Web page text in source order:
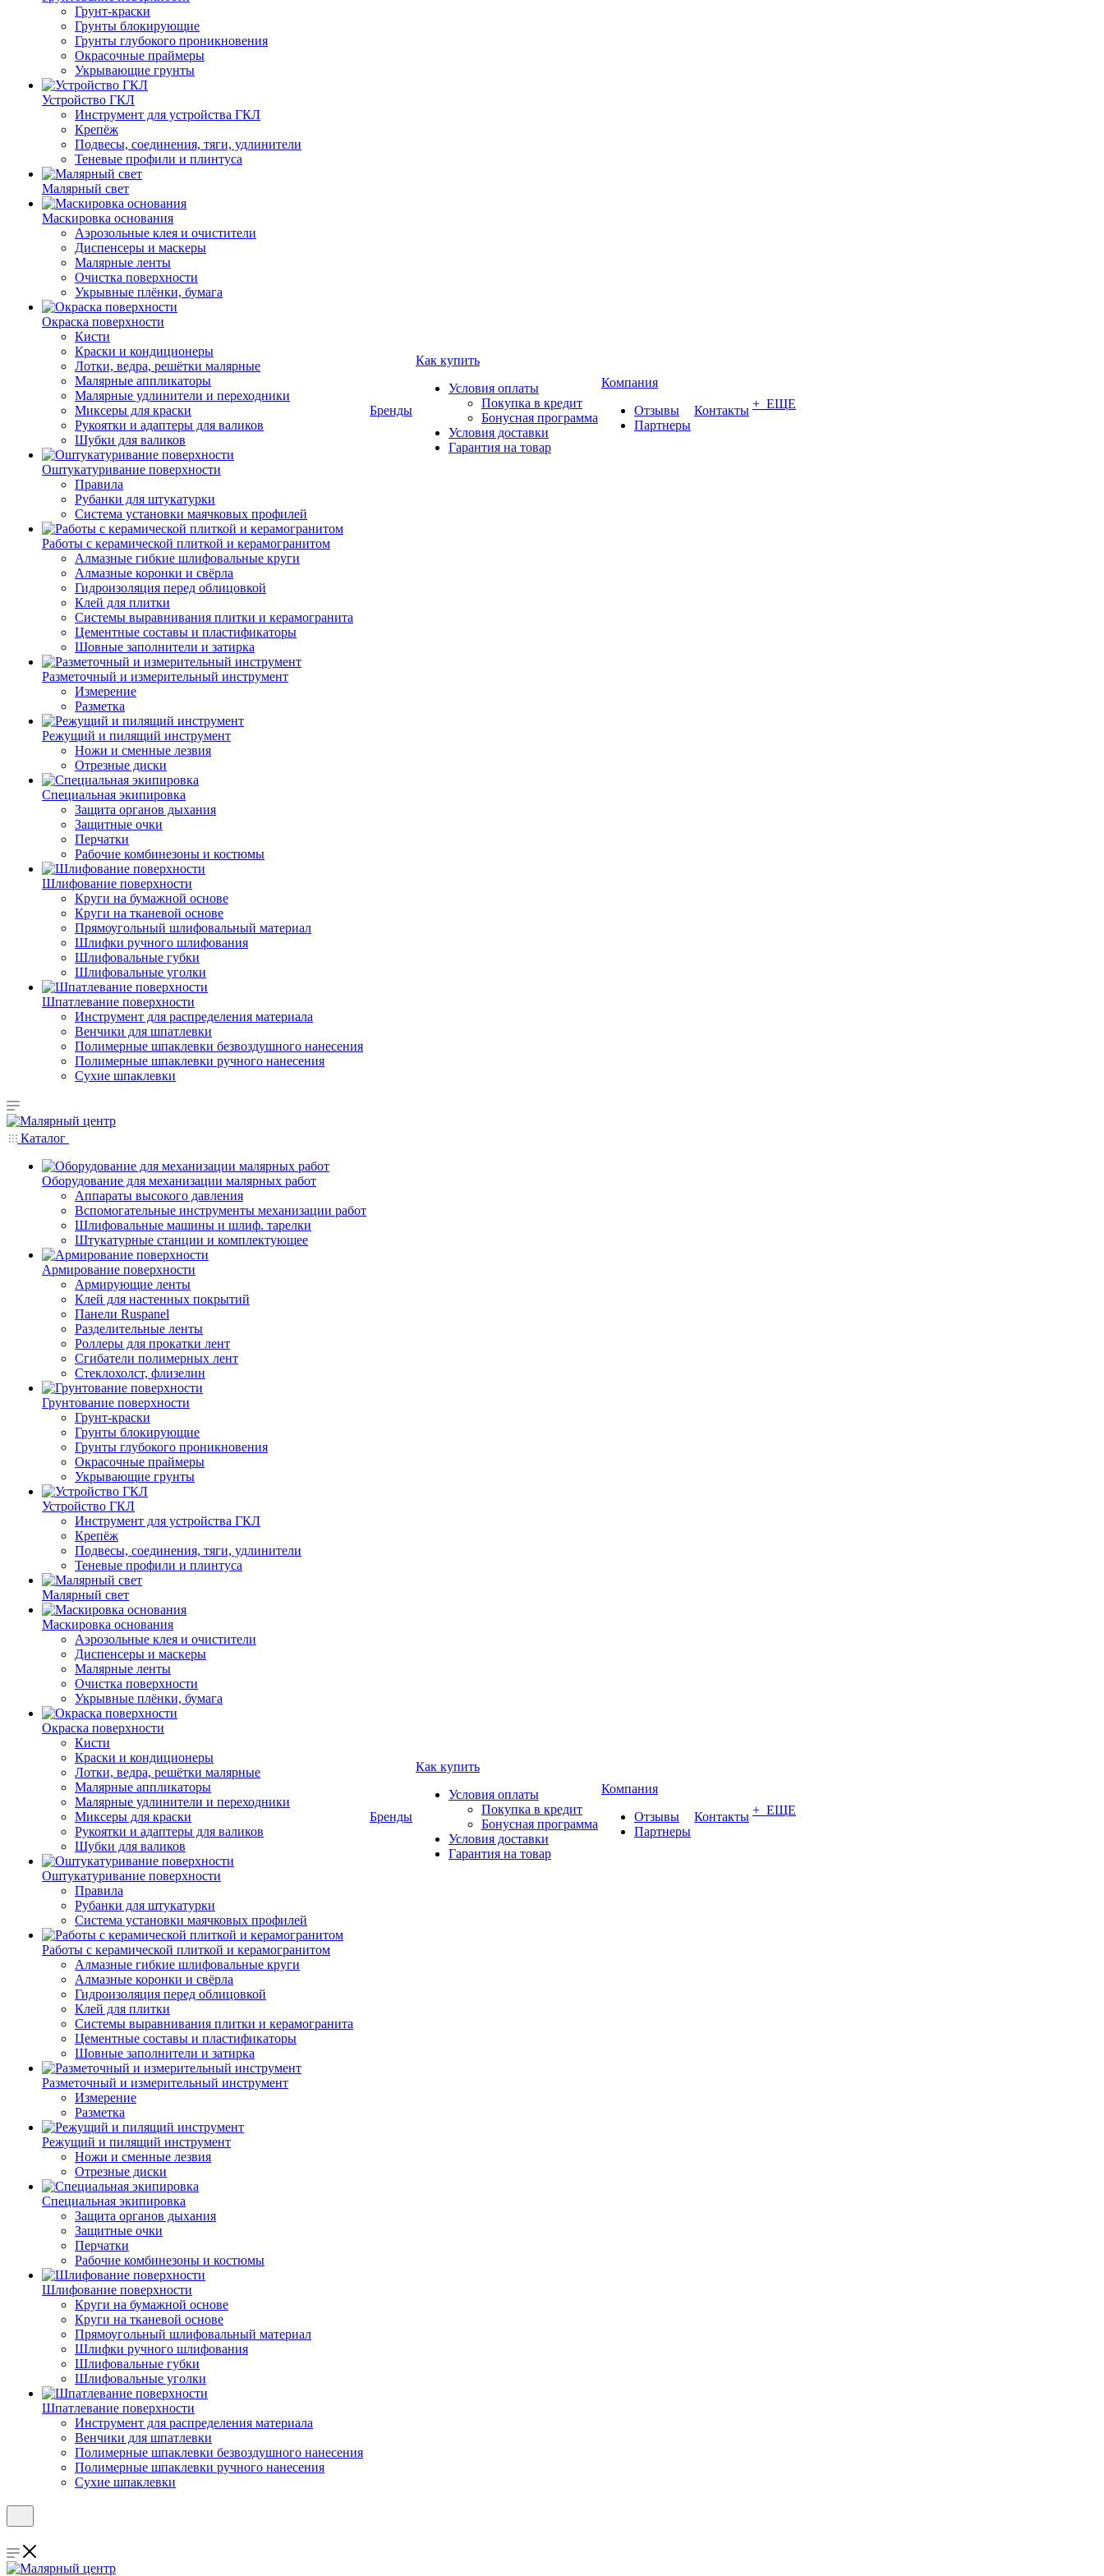
Грунт-краски
Грунты блокирующие
Грунты глубокого проникновения
Окрасочные праймеры
Укрывающие грунты
Устройство ГКЛ
Инструмент для устройства ГКЛ
Крепёж
Подвесы, соединения, тяги, удлинители
Теневые профили и плинтуса
Малярный свет
Маскировка основания
Аэрозольные клея и очистители
Диспенсеры и маскеры
Малярные ленты
Очистка поверхности
Укрывные плёнки, бумага
Окраска поверхности
Кисти
Краски и кондиционеры
Лотки, ведра, решётки малярные
Малярные аппликаторы
Малярные удлинители и переходники
Миксеры для краски
Рукоятки и адаптеры для валиков
Шубки для валиков
Оштукатуривание поверхности
Правила
Рубанки для штукатурки
Система установки маячковых профилей
Работы с керамической плиткой и керамогранитом
Алмазные гибкие шлифовальные круги
Алмазные коронки и свёрла
Гидроизоляция перед облицовкой
Клей для плитки
Системы выравнивания плитки и керамогранита
Цементные составы и пластификаторы
Шовные заполнители и затирка
Разметочный и измерительный инструмент
Измерение
Разметка
Режущий и пилящий инструмент
Ножи и сменные лезвия
Отрезные диски
Специальная экипировка
Защита органов дыхания
Защитные очки
Перчатки
Рабочие комбинезоны и костюмы
Шлифование поверхности
Круги на бумажной основе
Круги на тканевой основе
Прямоугольный шлифовальный материал
Шлифки ручного шлифования
Шлифовальные губки
Шлифовальные уголки
Шпатлевание поверхности
Инструмент для распределения материала
Венчики для шпатлевки
Полимерные шпаклевки безвоздушного нанесения
Полимерные шпаклевки ручного нанесения
Сухие шпаклевки
Бренды
Как купить
Условия оплаты
Покупка в кредит
Бонусная программа
Условия доставки
Гарантия на товар
Компания
Отзывы
Партнеры
Контакты + ЕЩЕ
Каталог
Оборудование для механизации малярных работ
Аппараты высокого давления
Вспомогательные инструменты механизации работ
Шлифовальные машины и шлиф. тарелки
Штукатурные станции и комплектующее
Армирование поверхности
Армирующие ленты
Клей для настенных покрытий
Панели Ruspanel
Разделительные ленты
Роллеры для прокатки лент
Сгибатели полимерных лент
Стеклохолст, флизелин
Грунтование поверхности
Грунт-краски
Грунты блокирующие
Грунты глубокого проникновения
Окрасочные праймеры
Укрывающие грунты
Устройство ГКЛ
Инструмент для устройства ГКЛ
Крепёж
Подвесы, соединения, тяги, удлинители
Теневые профили и плинтуса
Малярный свет
Маскировка основания
Аэрозольные клея и очистители
Диспенсеры и маскеры
Малярные ленты
Очистка поверхности
Укрывные плёнки, бумага
Окраска поверхности
Кисти
Краски и кондиционеры
Лотки, ведра, решётки малярные
Малярные аппликаторы
Малярные удлинители и переходники
Миксеры для краски
Рукоятки и адаптеры для валиков
Шубки для валиков
Оштукатуривание поверхности
Правила
Рубанки для штукатурки
Система установки маячковых профилей
Работы с керамической плиткой и керамогранитом
Алмазные гибкие шлифовальные круги
Алмазные коронки и свёрла
Гидроизоляция перед облицовкой
Клей для плитки
Системы выравнивания плитки и керамогранита
Цементные составы и пластификаторы
Шовные заполнители и затирка
Разметочный и измерительный инструмент
Измерение
Разметка
Режущий и пилящий инструмент
Ножи и сменные лезвия
Отрезные диски
Специальная экипировка
Защита органов дыхания
Защитные очки
Перчатки
Рабочие комбинезоны и костюмы
Шлифование поверхности
Круги на бумажной основе
Круги на тканевой основе
Прямоугольный шлифовальный материал
Шлифки ручного шлифования
Шлифовальные губки
Шлифовальные уголки
Шпатлевание поверхности
Инструмент для распределения материала
Венчики для шпатлевки
Полимерные шпаклевки безвоздушного нанесения
Полимерные шпаклевки ручного нанесения
Сухие шпаклевки
Бренды
Как купить
Условия оплаты
Покупка в кредит
Бонусная программа
Условия доставки
Гарантия на товар
Компания
Отзывы
Партнеры
Контакты + ЕЩЕ